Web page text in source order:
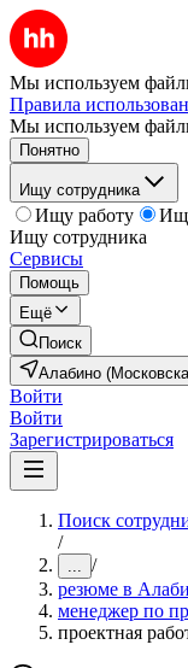
Мы используем
Правила
Мы используем
Понятно
Ищу сотрудника
Ищу работу
Ищу сотрудника
Сервисы
Помощь
Ещё
Поиск
Алабино
Войти
Войти
Зарегистрироваться
Поиск
/
... /
резюме в
менеджер по
проектная